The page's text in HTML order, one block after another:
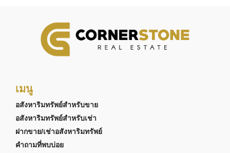
เมนู
อสังหาริมทรัพย์สำหรับขาย
อสังหาริมทรัพย์สำหรับเช่า
ฝากขาย/เช่าอสังหาริมทรัพย์
คำถามที่พบบ่อย